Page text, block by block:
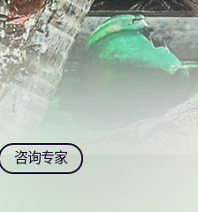
咨询专家